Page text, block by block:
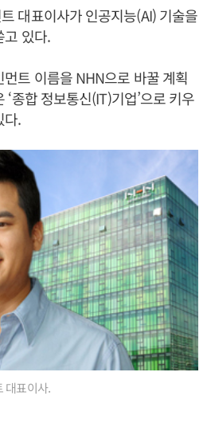
대표이사가 인공지능(AI) 기술을
고 있다.
트 이름을 NHN으로 바꿀 계획
종합 정보통신(IT)기업’으로 키우
다.
대표이사.